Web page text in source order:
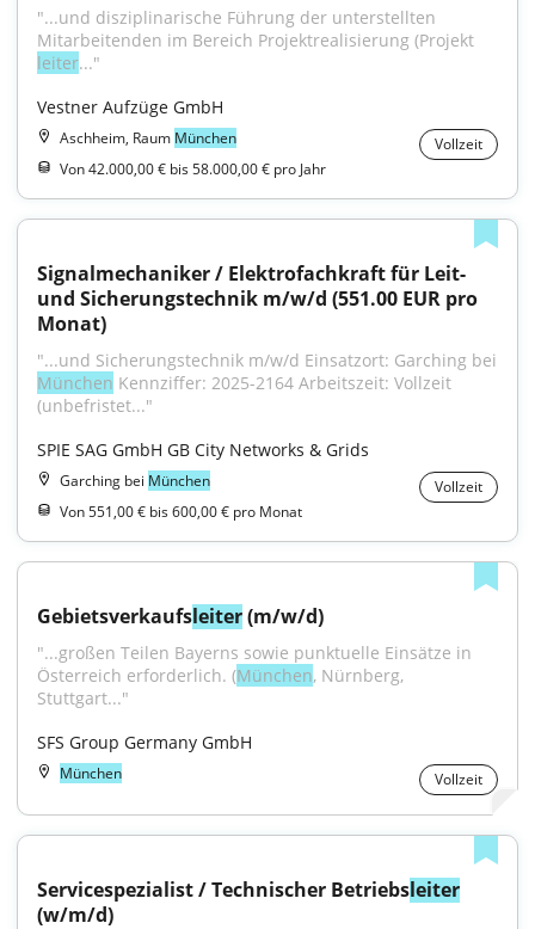
"...und disziplinarische Führung der unter­stellten
leiter..."
Vestner Aufzüge GmbH
Aschheim, Raum München
Vollzeit
Von 42.000,00 € bis 58.000,00 € pro Jahr
Signalmechaniker / Elektrofachkraft für Leit-
und Sicherungstechnik m/w/d (551.00 EUR pro
Monat)
München Kennziffer: 2025-2164 Arbeitszeit: Vollzeit
(unbefristet..."
SPIE SAG GmbH GB City Networks & Grids
Garching bei München
Vollzeit
Von 551,00 € bis 600,00 € pro Monat
Gebietsverkaufsleiter (m/w/d)
"...großen Teilen Bayerns sowie punktuelle Einsätze in
Österreich erforderlich. (München, Nürnberg,
Stuttgart..."
SFS Group Germany GmbH
München Vollzeit
Servicespezialist / Technischer Betriebsleiter
(w/m/d)